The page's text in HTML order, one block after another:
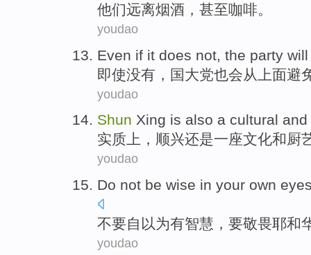
他们远离烟酒 ， 甚至咖啡。
youdao
Even if it does not , the party will
即使没有 ， 国大党也会从 上面避
youdao
Shun Xing is also a cultural and
实质上， 顺兴还是一座文化和厨
youdao
Do not be wise in your own
不要自以为有智慧， 要敬畏耶和
youdao